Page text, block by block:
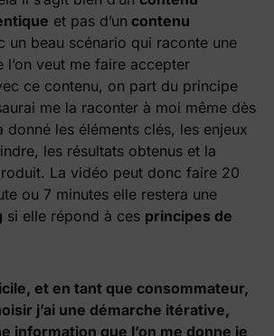
et pas d’un contenu
un beau scénario qui raconte une
l’on veut me faire accepter
ce contenu, on part du principe
me la raconter à moi même dès
donné les éléments clés, les enjeux
les résultats obtenus et la
La vidéo peut donc faire 20
ou 7 minutes elle restera une
si elle répond à ces principes de
et en tant que consommateur,
j’ai une démarche itérative,
information que l’on me donne je